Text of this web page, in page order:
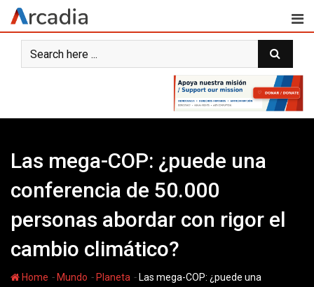
Skip
content
Las mega-COP: ¿puede una
conferencia de 50.000
personas abordar con rigor el
cambio climático?
Home - Mundo - Planeta - Las mega-COP: ¿puede una